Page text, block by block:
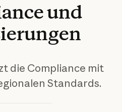
und
die Compliance mit
Standards.